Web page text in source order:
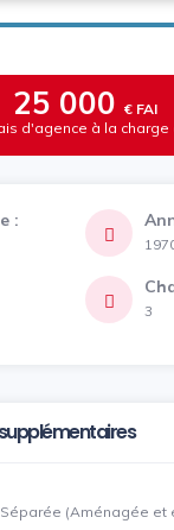
25 000 € FAI
d'agence à la
:
3
Séparée (Aménagée et